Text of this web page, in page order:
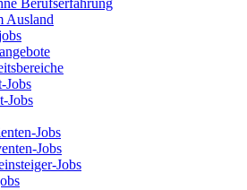
Berufserfahrung
Ausland
Jobs
Jobs
Jobs
Jobs
Jobs